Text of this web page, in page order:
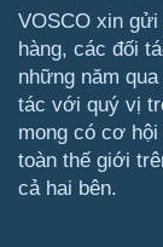
VOSCO xin
hàng, các đối
những năm
tác với quý vị
mong có cơ
toàn thế giới
cả hai bên.